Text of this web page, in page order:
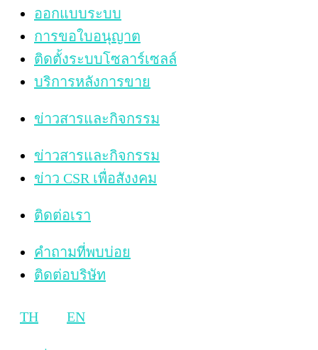
ออกแบบระบบ
การขอใบอนุญาต
ติดตั้งระบบโซลาร์เซลล์
บริการหลังการขาย
ข่าวสารและกิจกรรม
ข่าวสารและกิจกรรม
ข่าว CSR เพื่อสังงคม
ติดต่อเรา
คำถามที่พบบ่อย
ติดต่อบริษัท
TH EN